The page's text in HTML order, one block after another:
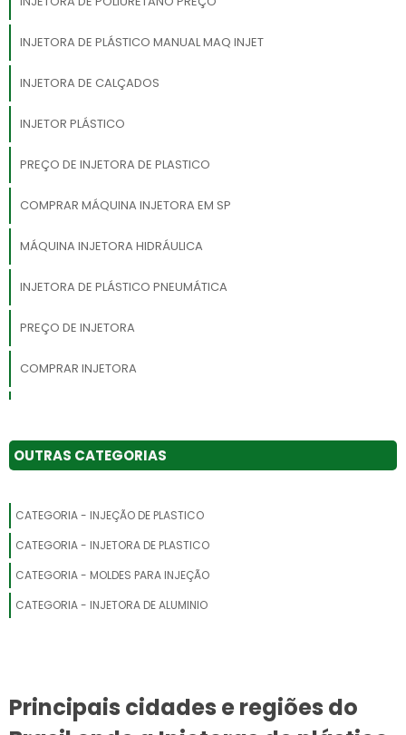
INJETORA DE PLÁSTICO MANUAL MAQ INJET
INJETORA DE CALÇADOS
INJETOR PLÁSTICO
PREÇO DE INJETORA DE PLASTICO
COMPRAR MÁQUINA INJETORA EM SP
MÁQUINA INJETORA HIDRÁULICA
INJETORA DE PLÁSTICO PNEUMÁTICA
PREÇO DE INJETORA
COMPRAR INJETORA
INJETORA DE PLÁSTICO PREÇO
FÁBRICAS DE INJETORAS
MINI INJETORA PLASTICO
INJETORA PLASTICO MANUAL
OUTRAS CATEGORIAS
CATEGORIA - INJEÇÃO DE PLASTICO
CATEGORIA - INJETORA DE PLASTICO
CATEGORIA - MOLDES PARA INJEÇÃO
CATEGORIA - INJETORA DE ALUMINIO
Principais cidades e regiões do